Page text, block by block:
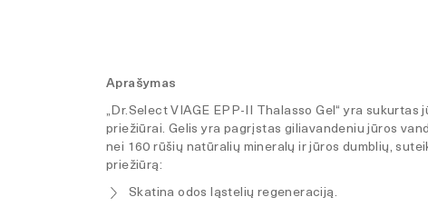
Aprašymas
„Dr.Select VIAGE EPP-II Thalasso Gel“ yra sukurtas
priežiūrai. Gelis yra pagrįstas giliavandeniu jūros
nei 160 rūšių natūralių mineralų ir jūros dumblių,
priežiūrą:
Skatina odos ląstelių regeneraciją.